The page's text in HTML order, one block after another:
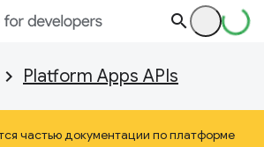
Platform Apps APIs
частью документации по платформе